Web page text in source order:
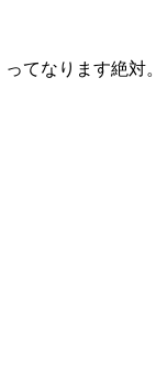
てなります絶対。